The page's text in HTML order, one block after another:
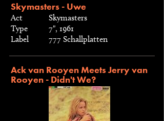
Skymasters - Uwe
Act
Skymasters
Type
7", 1961
Label
777 Schallplatten
Ack van Rooyen Meets Jerry van
Rooyen - Didn't We?